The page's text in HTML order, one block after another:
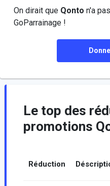
On dirait que Qonto n'a
GoParrainage !
Le top des
promotions
Réduction